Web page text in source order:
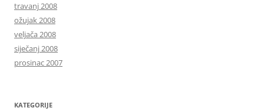
travanj 2008
ožujak 2008
veljača 2008
siječanj 2008
prosinac 2007
KATEGORIJE